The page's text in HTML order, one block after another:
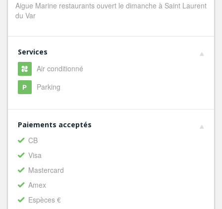
Aigue Marine restaurants ouvert le dimanche à Saint Laurent
du Var
Services
Air conditionné
Parking
Paiements acceptés
CB
Visa
Mastercard
Amex
Espèces €